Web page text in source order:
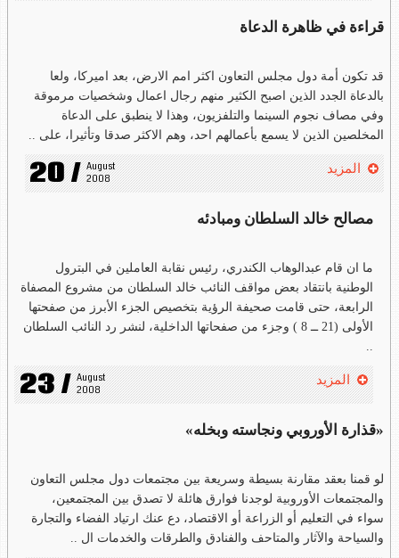
قراءة في ظاهرة الدعاة
قد تكون أمة دول مجلس التعاون اكثر امم الارض، بعد اميركا، ولعا
بالدعاة الجدد الذين اصبح الكثير منهم رجال اعمال وشخصيات مرموقة
وفي مصاف نجوم السينما والتلفزيون، وهذا لا ينطبق على الدعاة
المخلصين الذين لا يسمع بأعمالهم احد، وهم الاكثر صدقا وتأثيرا، على ..
20 / August
2008
المزيد
مصالح خالد السلطان ومبادئه
ما ان قام عبدالوهاب الكندري، رئيس نقابة العاملين في البترول
الوطنية بانتقاد بعض مواقف النائب خالد السلطان من مشروع المصفاة
الرابعة، حتى قامت صحيفة الرؤية بتخصيص الجزء الأبرز من صفحتها
الأولى (21 ــ 8 ) وجزء من صفحاتها الداخلية، لنشر رد النائب السلطان
..
23 / August
2008
المزيد
«قذارة الأوروبي ونجاسته وبخله»
لو قمنا بعقد مقارنة بسيطة وسريعة بين مجتمعات دول مجلس التعاون
والمجتمعات الأوروبية لوجدنا فوارق هائلة لا تصدق بين المجتمعين،
سواء في التعليم أو الزراعة أو الاقتصاد، دع عنك ارتياد الفضاء والتجارة
والسياحة والآثار والمتاحف والفنادق والطرقات والخدمات ال ..